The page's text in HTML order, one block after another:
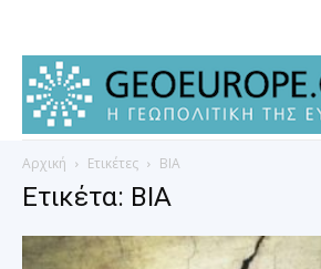
Αρχική Ετικέτες ΒΙΑ
Ετικέτα: ΒΙΑ